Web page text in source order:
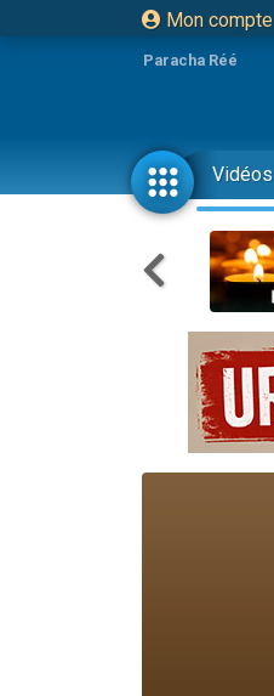
Mon compte
Paracha Réé
Vidéos